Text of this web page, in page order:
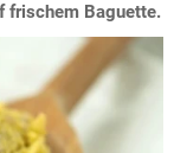
frischem Baguette.